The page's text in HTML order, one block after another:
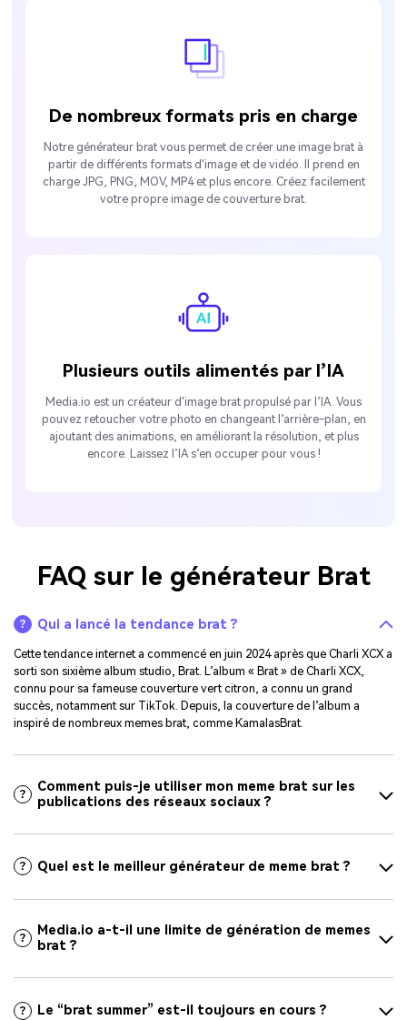
De nombreux formats pris en charge
Notre générateur brat vous permet de créer une image brat à
partir de différents formats d'image et de vidéo. Il prend en
charge JPG, PNG, MOV, MP4 et plus encore. Créez facilement
votre propre image de couverture brat.
Plusieurs outils alimentés par l’IA
Media.io est un créateur d'image brat propulsé par l’IA. Vous
pouvez retoucher votre photo en changeant l’arrière-plan, en
ajoutant des animations, en améliorant la résolution, et plus
encore. Laissez l’IA s’en occuper pour vous !
FAQ sur le générateur Brat
Qui a lancé la tendance brat ?
Cette tendance internet a commencé en juin 2024 après que Charli XCX a
sorti son sixième album studio, Brat. L’album « Brat » de Charli XCX,
connu pour sa fameuse couverture vert citron, a connu un grand
succès, notamment sur TikTok. Depuis, la couverture de l’album a
inspiré de nombreux memes brat, comme KamalasBrat.
Comment puis-je utiliser mon meme brat sur les
publications des réseaux sociaux ?
Quel est le meilleur générateur de meme brat ?
Media.io a-t-il une limite de génération de memes
brat ?
Le “brat summer” est-il toujours en cours ?